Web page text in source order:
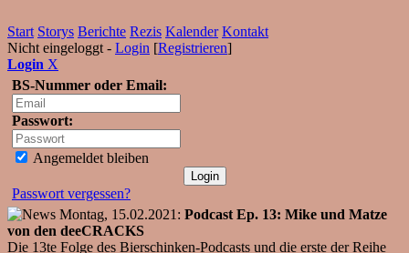
Start Storys Berichte Rezis Kalender Kontakt
Nicht eingeloggt - Login [Registrieren]
Login X
BS-Nummer oder Email:
Passwort:
Angemeldet bleiben
Passwort vergessen?
Montag, 15.02.2021: Podcast Ep. 13: Mike und Matze
von den deeCRACKS
Die 13te Folge des Bierschinken-Podcasts und die erste der Reihe